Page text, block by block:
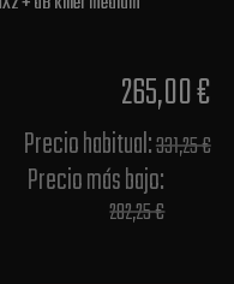
265,00 €
Precio habitual​:331,25 €
Precio más bajo​:
282,25 €